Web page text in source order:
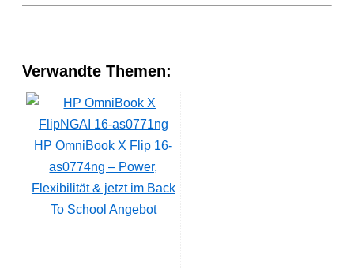
Verwandte Themen:
HP OmniBook X Flip 16-
as0774ng – Power,
Flexibilität & jetzt im Back
To School Angebot